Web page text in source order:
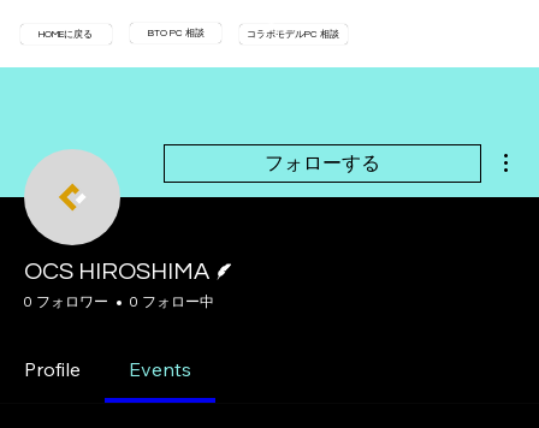
HOMEに戻る BTO PC 相談 コラボモデルPC 相談
フォローする
OCS HIROSHIMA
0 フォロワー 0 フォロー中
Profile Events